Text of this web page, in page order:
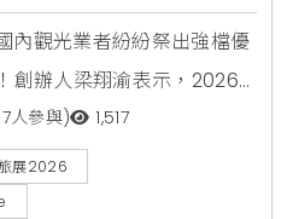
內觀光業者紛紛祭出強檔優
創辦人梁翔渝表示，2026
的體驗與高彈性的餐飲組
展不僅在價格上展現誠
名卡通IP聯名，精準鎖定親
人參與) 1,517
展2026